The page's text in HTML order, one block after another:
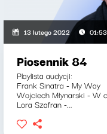
13 lutego 2022
Piosennik 84
Playlista audycji:
Frank Sinatra - My Way
Wojciech Młynarski - W
Lora Szafran -...